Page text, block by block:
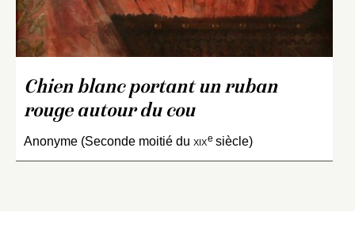
Chien blanc portant un ruban
rouge autour du cou
Anonyme (Seconde moitié du xixe siècle)